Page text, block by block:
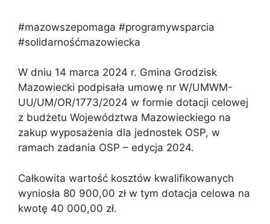
#mazowszepomaga #programywsparcia
#solidarnośćmazowiecka
W dniu 14 marca 2024 r. Gmina Grodzisk
Mazowiecki podpisała umowę nr W/UMWM-
UU/UM/OR/1773/2024 w formie dotacji celowej
z budżetu Województwa Mazowieckiego na
zakup wyposażenia dla jednostek OSP, w
ramach zadania OSP – edycja 2024.
Całkowita wartość kosztów kwalifikowanych
wyniosła 80 900,00 zł w tym dotacja celowa na
kwotę 40 000,00 zł.